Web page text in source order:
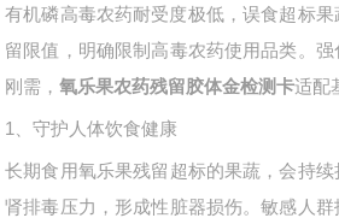
有机磷高毒农药耐受度极低，误食超标
留限值，明确限制高毒农药使用品类。
刚需，氧乐果农药残留胶体金检测卡适配
1、守护人体饮食健康
长期食用氧乐果残留超标的果蔬，会持
肾排毒压力，形成性脏器损伤。敏感人